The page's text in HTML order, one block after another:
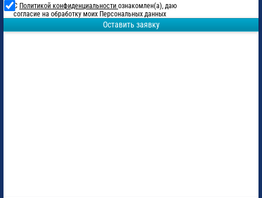
С Политикой конфиденциальности ознакомлен(а), даю
согласие на обработку моих Персональных данных
Оставить заявку